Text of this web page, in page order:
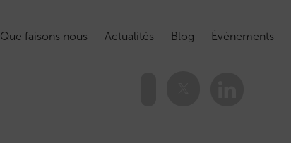
Que faisons nous Actualités Blog Événements